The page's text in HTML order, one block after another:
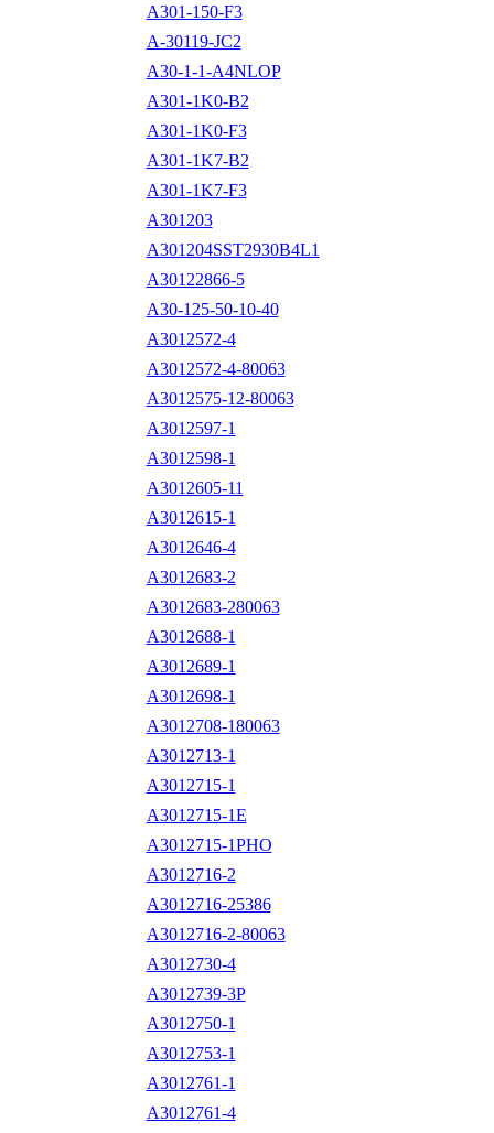
A301-150-F3
A-30119-JC2
A30-1-1-A4NLOP
A301-1K0-B2
A301-1K0-F3
A301-1K7-B2
A301-1K7-F3
A301203
A301204SST2930B4L1
A30122866-5
A30-125-50-10-40
A3012572-4
A3012572-4-80063
A3012575-12-80063
A3012597-1
A3012598-1
A3012605-11
A3012615-1
A3012646-4
A3012683-2
A3012683-280063
A3012688-1
A3012689-1
A3012698-1
A3012708-180063
A3012713-1
A3012715-1
A3012715-1E
A3012715-1PHO
A3012716-2
A3012716-25386
A3012716-2-80063
A3012730-4
A3012739-3P
A3012750-1
A3012753-1
A3012761-1
A3012761-4